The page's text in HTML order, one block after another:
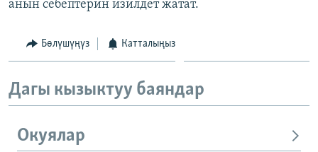
анын себептерин изилдет жатат.
Бөлүшүңүз Катталыңыз
Дагы кызыктуу баяндар
Окуялар